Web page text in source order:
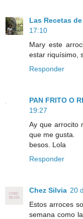
Las Recetas
17:10
Mary este
estar riquísimo,
Responder
PAN FRITO O
19:27
Ay que arrocito
que me gusta.
besos. Lola
Responder
Chez Silvia 20
Estos arroces
semana como